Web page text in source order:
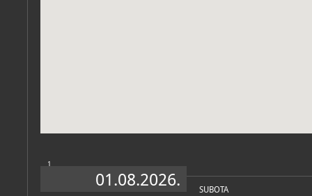
1
01.08.2026. SUBOTA